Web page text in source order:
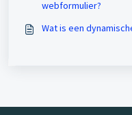
webformulier?
Wat is een